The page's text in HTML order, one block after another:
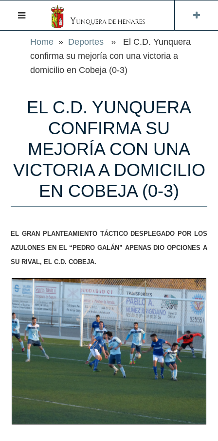
Home » Deportes » El C.D. Yunquera
confirma su mejoría con una victoria a
domicilio en Cobeja (0-3)
EL C.D. YUNQUERA
CONFIRMA SU
MEJORÍA CON UNA
VICTORIA A DOMICILIO
EN COBEJA (0-3)
EL GRAN PLANTEAMIENTO TÁCTICO DESPLEGADO POR LOS
AZULONES EN EL “PEDRO GALÁN” APENAS DIO OPCIONES A
SU RIVAL, EL C.D. COBEJA.